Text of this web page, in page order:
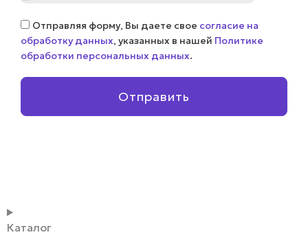
Соглашение
Отправляя форму, Вы даете свое согласие на
обработку данных, указанных в нашей Политике
обработки персональных данных.
Отправить
Каталог